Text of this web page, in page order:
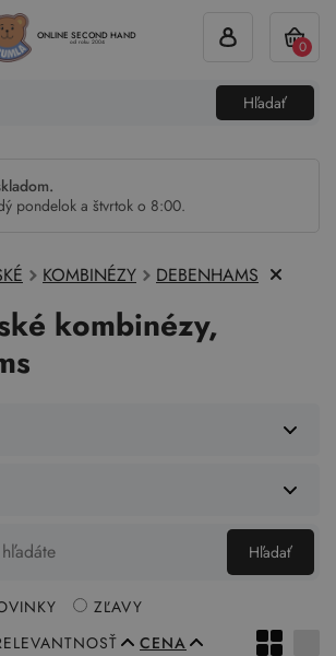
ONLINE SECOND HAND
od roku 2004
Hľadať
0
pondelok a štvrtok o 8:00.
KOMBINÉZY DEBENHAMS
kombinézy,
Hľadať
CENA
ZĽAVY